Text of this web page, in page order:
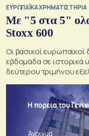
ΕΥΡΩΠΑΪΚΑ ΧΡΗΜΑΤΙΣΤΗΡΙΑ
Με "5 στα 5"
Stoxx 600
Οι βασικοί ευρωπαϊκοί
εβδομάδα σε ιστορικά
δεύτερου τριμήνου